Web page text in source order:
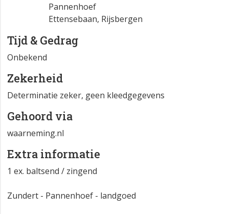
Pannenhoef
Ettensebaan, Rijsbergen
Tijd & Gedrag
Onbekend
Zekerheid
Determinatie zeker, geen kleedgegevens
Gehoord via
waarneming.nl
Extra informatie
1 ex. baltsend / zingend
Zundert - Pannenhoef - landgoed